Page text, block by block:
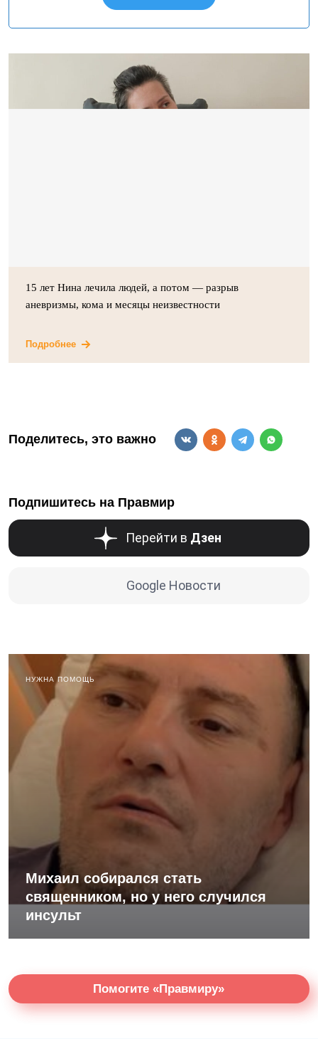
15 лет Нина лечила людей, а потом — разрыв
аневризмы, кома и месяцы неизвестности
Подробнее
Поделитесь, это важно
Подпишитесь на Правмир
Перейти в Дзен
Google Новости
НУЖНА ПОМОЩЬ
Михаил собирался стать
священником, но у него случился
инсульт
Помогите «Правмиру»